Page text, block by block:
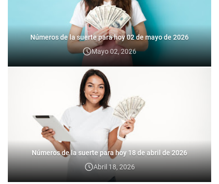
Números de la suerte para hoy 02 de mayo de 2026
Mayo 02, 2026
Números de la suerte para hoy 18 de abril de 2026
Abril 18, 2026